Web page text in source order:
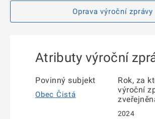
Oprava výroční zprávy
Atributy výroční
Povinný subjekt
Obec Čistá
Rok, za
výroční
2024